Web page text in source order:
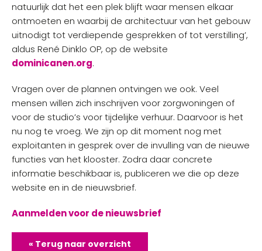
natuurlijk dat het een plek blijft waar mensen elkaar
ontmoeten en waarbij de architectuur van het gebouw
uitnodigt tot verdiepende gesprekken of tot verstilling’,
aldus René Dinklo OP, op de website
dominicanen.org.
Vragen over de plannen ontvingen we ook. Veel
mensen willen zich inschrijven voor zorgwoningen of
voor de studio’s voor tijdelijke verhuur. Daarvoor is het
nu nog te vroeg. We zijn op dit moment nog met
exploitanten in gesprek over de invulling van de nieuwe
functies van het klooster. Zodra daar concrete
informatie beschikbaar is, publiceren we die op deze
website en in de nieuwsbrief.
Aanmelden voor de nieuwsbrief
« Terug naar overzicht